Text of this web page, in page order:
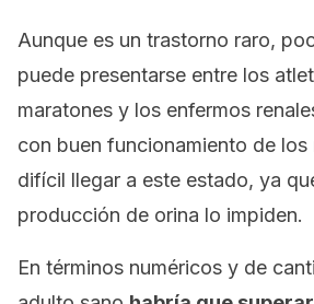
Aunque es un trastorno raro,
puede presentarse entre los
maratones y los enfermos
con buen funcionamiento de los
difícil llegar a este estado, ya
producción de orina lo impiden.
En términos numéricos y de